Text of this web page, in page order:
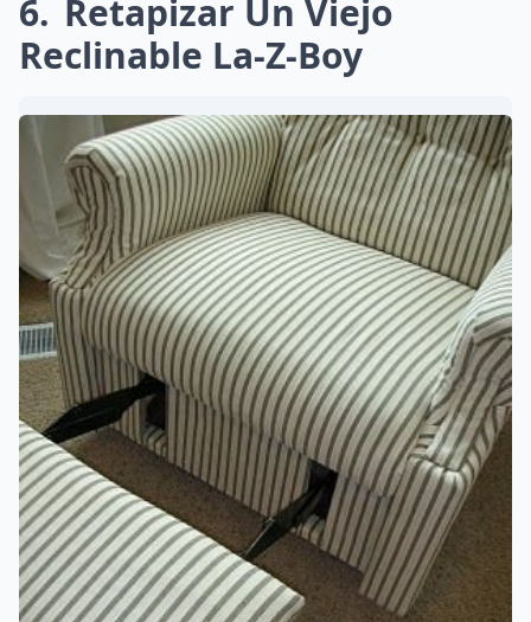
6
Retapizar Un Viejo
Reclinable La-Z-Boy